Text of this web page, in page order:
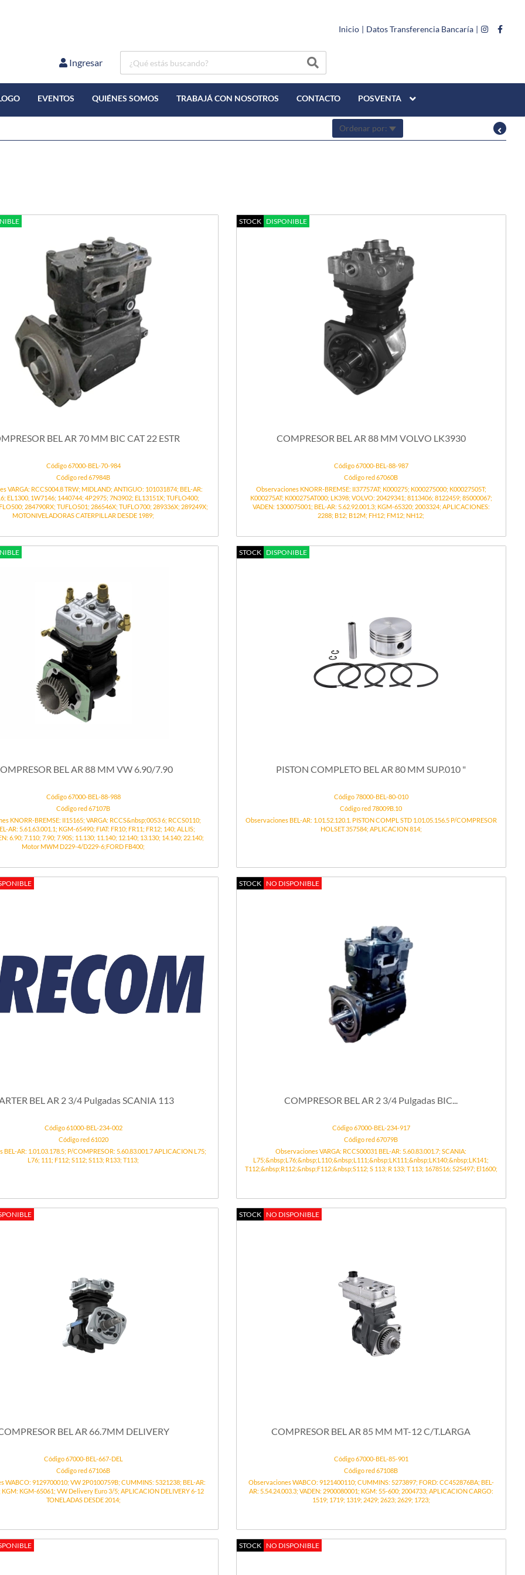
Inicio | Datos Transferencia Bancaría |
Ingresar
EVENTOS QUIÉNES SOMOS TRABAJÁ CON NOSOTROS CONTACTO POSVENTA
Ordenar por:
BEL AR 70 MM BIC CAT 22 ESTR
Código 67000-BEL-70-984
Código red 67984B
VARGA: RCCS004.8 TRW; MIDLAND; ANTIGUO: 101031874; BEL-AR:
EL1300, 1W7146; 1440744; 4P2975; 7N3902; EL13151X; TUFLO400;
284790RX; TUFLO501; 286546X; TUFLO700; 289336X; 289249X;
MOTONIVELADORAS CATERPILLAR DESDE 1989;
STOCK DISPONIBLE
COMPRESOR BEL AR 88 MM VOLVO LK3930
Código 67000-BEL-88-987
Código red 67060B
Observaciones KNORR-BREMSE: II37757AT; K000275; K000275000; K00027505T;
K000275AT; K000275AT000; LK398; VOLVO: 20429341; 8113406; 8122459; 85000067;
VADEN: 1300075001; BEL-AR: 5.62.92.001.3; KGM-65320; 2003324; APLICACIONES:
2288; B12; B12M; FH12; FM12; NH12;
BEL AR 88 MM VW 6.90/7.90
Código 67000-BEL-88-988
Código red 67107B
KNORR-BREMSE: II15165; VARGA: RCCS&nbsp;0053 6; RCCS0110;
AR: 5.61.63.001.1; KGM-65490; FIAT: FR10; FR11; FR12; 140; ALLIS;
6.90; 7.110; 7.90; 7.90S; 11.130; 11.140; 12.140; 13.130; 14.140; 22.140;
Motor MWM D229-4/D229-6;FORD FB400;
STOCK DISPONIBLE
PISTON COMPLETO BEL AR 80 MM SUP.010 "
Código 78000-BEL-80-010
Código red 78009B.10
Observaciones BEL-AR: 1.01.52.120.1. PISTON COMPL STD 1.01.05.156.5 P/COMPRESOR
HOLSET 357584; APLICACION 814;
BEL AR 2 3/4 Pulgadas SCANIA 113
Código 61000-BEL-234-002
Código red 61020
BEL-AR: 1.01.03.178.5; P/COMPRESOR: 5.60.83.001.7 APLICACION L75;
L76; 111; F112; S112; S113; R133; T113;
STOCK NO DISPONIBLE
COMPRESOR BEL AR 2 3/4 Pulgadas BIC...
Código 67000-BEL-234-917
Código red 67079B
Observaciones VARGA: RCCS00031 BEL-AR: 5.60.83.001.7; SCANIA:
L75;&nbsp;L76;&nbsp;L110;&nbsp;L111;&nbsp;LK111;&nbsp;LK140;&nbsp;LK141;
T112;&nbsp;R112;&nbsp;F112;&nbsp;S112; S 113; R 133; T 113; 1678516; 525497; El1600;
BEL AR 66.7MM DELIVERY
Código 67000-BEL-667-DEL
Código red 67106B
WABCO: 9129700010; VW 2P0100759B; CUMMINS: 5321238; BEL-AR:
KGM: KGM-65061; VW Delivery Euro 3/5; APLICACION DELIVERY 6-12
TONELADAS DESDE 2014;
STOCK NO DISPONIBLE
COMPRESOR BEL AR 85 MM MT-12 C/T.LARGA
Código 67000-BEL-85-901
Código red 67108B
Observaciones WABCO: 9121400110; CUMMINS: 5273897; FORD: CC452876BA; BEL-
AR: 5.54.24.003.3; VADEN: 2900080001; KGM: 55-600; 2004733; APLICACION CARGO:
1519; 1719; 1319; 2429; 2623; 2629; 1723;
STOCK NO DISPONIBLE